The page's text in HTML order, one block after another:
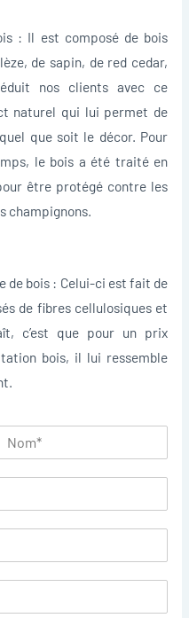
: Il est composé de bois
de sapin, de red cedar,
nos clients avec ce
naturel qui lui permet de
que soit le décor. Pour
le bois a été traité en
être protégé contre les
champignons.
de bois : Celui-ci est fait de
de fibres cellulosiques et
c’est que pour un prix
bois, il lui ressemble